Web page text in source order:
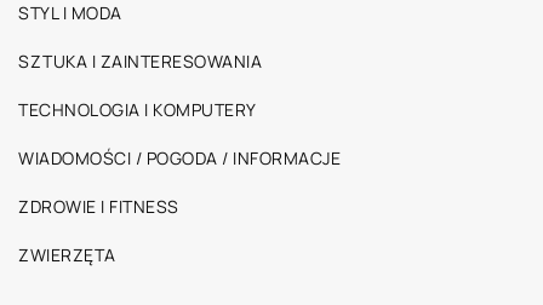
STYL I MODA
SZTUKA I ZAINTERESOWANIA
TECHNOLOGIA I KOMPUTERY
WIADOMOŚCI / POGODA / INFORMACJE
ZDROWIE I FITNESS
ZWIERZĘTA